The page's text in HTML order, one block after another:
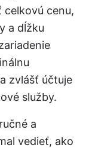
celkovú cenu,
a dĺžku
zvlášť účtuje
služby.
a
vedieť, ako